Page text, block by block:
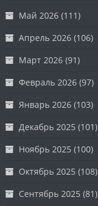
Май 2026 (111)
Апрель 2026 (106)
Март 2026 (91)
Февраль 2026 (97)
Январь 2026 (103)
Декабрь 2025 (101)
Ноябрь 2025 (100)
Октябрь 2025 (108)
Сентябрь 2025 (81)